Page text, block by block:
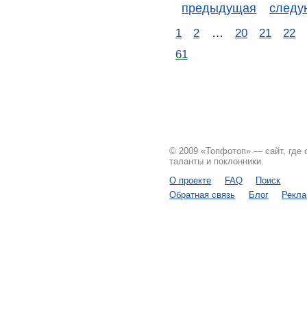
предыдущая
1 2 … 20 21
22
61
© 2009 «Топфотоп» — сайт, где
таланты и поклонники.
О проекте
FAQ
Поиск
Обратная связь
Блог